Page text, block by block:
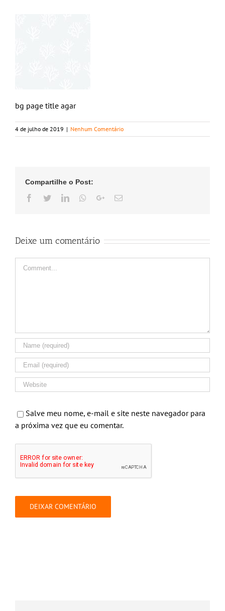
bg page title agar
4 de julho de 2019 | Nenhum Comentário
Compartilhe o Post:
Facebook
TwitterLinkedInWhatsapp
Google+Email
Deixe um comentário
Comment
Salve meu nome, e-mail e site neste navegador para
a próxima vez que eu comentar.